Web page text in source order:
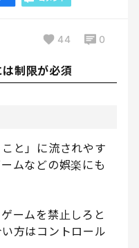
44 0
制限が必須
と」に流されやす
ムなどの娯楽にも
ームを禁止しろと
方はコントロール